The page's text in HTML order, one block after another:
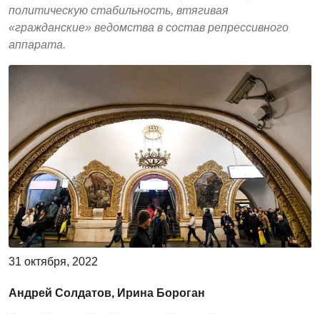
политическую стабильность, втягивая
«гражданские» ведомства в состав репрессивного
аппарата.
31 октября, 2022
Андрей Солдатов, Ирина Бороган